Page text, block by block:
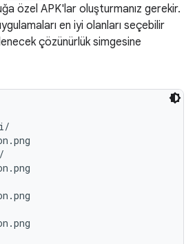
özel APK'lar oluşturmanız gerekir.
en iyi olanları seçebilir
çözünürlük simgesine